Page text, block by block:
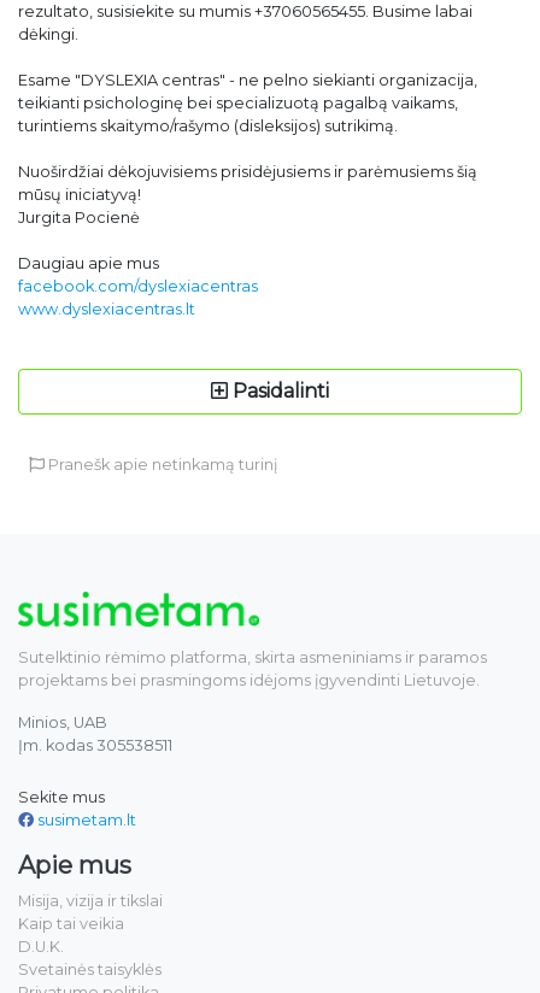
rezultato, susisiekite su mumis +37060565455. Busime labai
dėkingi.
Esame "DYSLEXIA centras" - ne pelno siekianti organizacija,
teikianti psichologinę bei specializuotą pagalbą vaikams,
turintiems skaitymo/rašymo (disleksijos) sutrikimą.
Nuoširdžiai dėkojuvisiems prisidėjusiems ir parėmusiems šią
mūsų iniciatyvą!
Jurgita Pocienė
Daugiau apie mus
facebook.com/dyslexiacentras
www.dyslexiacentras.lt
Pasidalinti
Pranešk apie netinkamą turinį
Sutelktinio rėmimo platforma, skirta asmeniniams ir paramos
projektams bei prasmingoms idėjoms įgyvendinti Lietuvoje.
Minios, UAB
Įm. kodas 305538511
Sekite mus
susimetam.lt
Apie mus
Misija, vizija ir tikslai
Kaip tai veikia
D.U.K.
Svetainės taisyklės